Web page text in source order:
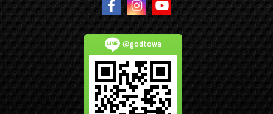
@godtowa